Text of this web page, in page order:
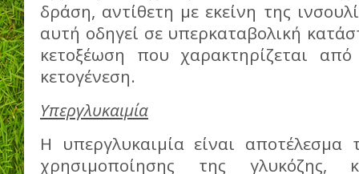
δράση, αντίθετη με εκείνη της
αυτή οδηγεί σε υπερκαταβολική
κετοξέωση που χαρακτηρίζεται από
κετογένεση.
Υπεργλυκαιμία
Η υπεργλυκαιμία είναι αποτέλεσμα
χρησιμοποίησης της